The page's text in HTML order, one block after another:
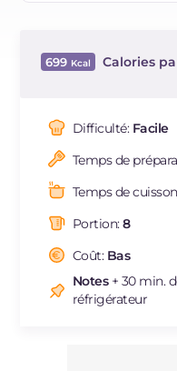
ES
699 Calories
Dont sucres
Protéine
Graisses
Fibre
Cholestérol
Sodium
Difficulté: Facile
Temps de
Temps de
Portion:8
Coût: Bas
Notes+ 30 min.
réfrigérateur